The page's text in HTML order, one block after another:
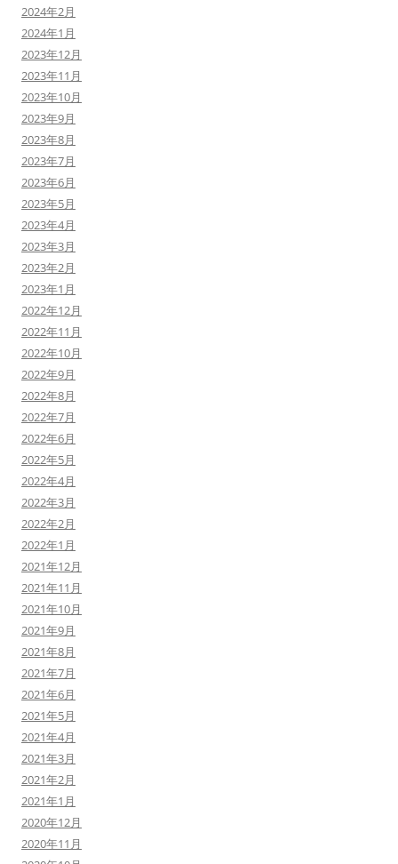
2024年2月
2024年1月
2023年12月
2023年11月
2023年10月
2023年9月
2023年8月
2023年7月
2023年6月
2023年5月
2023年4月
2023年3月
2023年2月
2023年1月
2022年12月
2022年11月
2022年10月
2022年9月
2022年8月
2022年7月
2022年6月
2022年5月
2022年4月
2022年3月
2022年2月
2022年1月
2021年12月
2021年11月
2021年10月
2021年9月
2021年8月
2021年7月
2021年6月
2021年5月
2021年4月
2021年3月
2021年2月
2021年1月
2020年12月
2020年11月